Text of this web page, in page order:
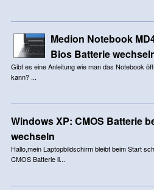
Medion Notebook
Bios Batterie
Gibt es eine Anleitung wie man das Notebook
kann? ...
Windows XP: CMOS Batterie
wechseln
Hallo,mein Laptopbildschirm bleibt beim Start
CMOS Batterie li...